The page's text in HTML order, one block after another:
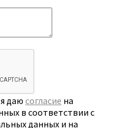
даю согласие на
в соответствии с
данных и на